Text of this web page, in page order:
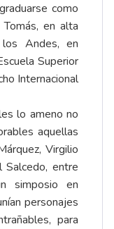
como
en alta
Andes, en
Superior
Internacional
lo ameno no
aquellas
Virgilio
Salcedo, entre
simposio en
personajes
para